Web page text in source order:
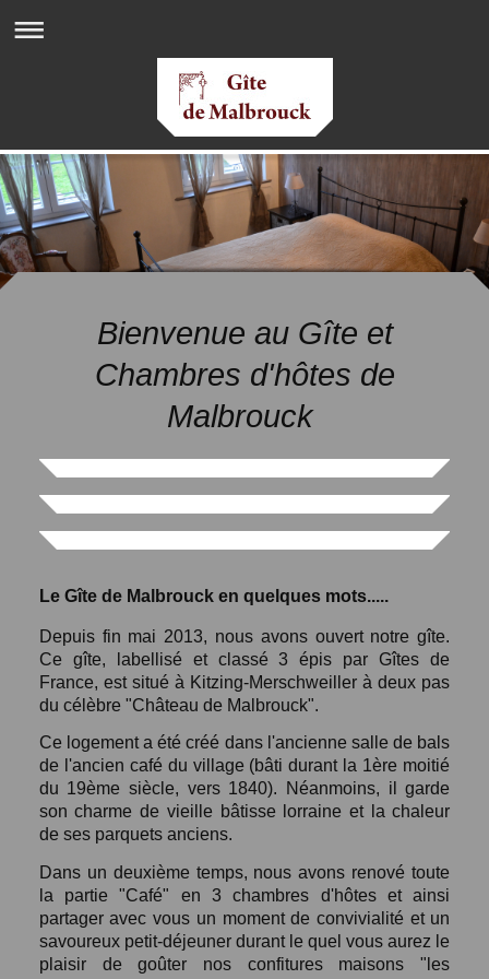
Bienvenue au Gîte et
Chambres d'hôtes de
Malbrouck
Le Gîte de Malbrouck en quelques mots.....
Depuis fin mai 2013, nous avons ouvert notre gîte.
Ce gîte, labellisé et classé 3 épis par Gîtes de
France, est situé à Kitzing-Merschweiller à deux pas
du célèbre "Château de Malbrouck".
Ce logement a été créé dans l'ancienne salle de bals
de l'ancien café du village (bâti durant la 1ère moitié
du 19ème siècle, vers 1840). Néanmoins, il garde
son charme de vieille bâtisse lorraine et la chaleur
de ses parquets anciens.
Dans un deuxième temps, nous avons renové toute
la partie "Café" en 3 chambres d'hôtes et ainsi
partager avec vous un moment de convivialité et un
savoureux petit-déjeuner durant le quel vous aurez le
plaisir de goûter nos confitures maisons "les